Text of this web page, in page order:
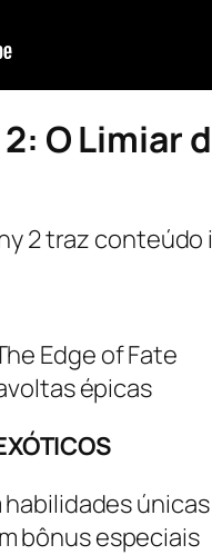
O Limiar
2traz conteúdo
Edge of Fate
épicas
habilidades únicas
bônus especiais